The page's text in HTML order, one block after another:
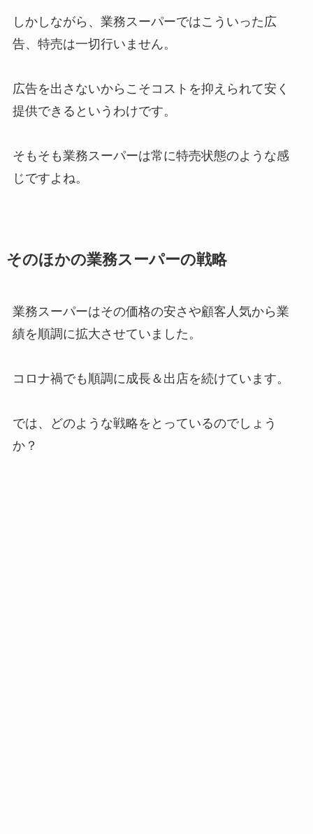
しかしながら、業務スーパーではこういった広
告、特売は一切行いません。
広告を出さないからこそコストを抑えられて安く
提供できるというわけです。
そもそも業務スーパーは常に特売状態のような感
じですよね。
そのほかの業務スーパーの戦略
業務スーパーはその価格の安さや顧客人気から業
績を順調に拡大させていました。
コロナ禍でも順調に成長＆出店を続けています。
では、どのような戦略をとっているのでしょう
か？